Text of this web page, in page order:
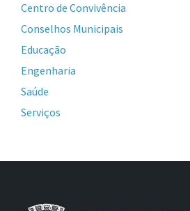
Centro de Convivência
Conselhos Municipais
Educação
Engenharia
Saúde
Serviços